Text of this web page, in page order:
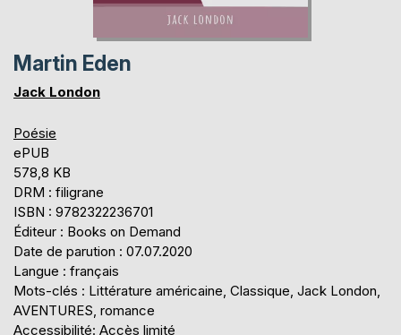
Martin Eden
Jack London
Poésie
ePUB
578,8 KB
DRM : filigrane
ISBN : 9782322236701
Éditeur : Books on Demand
Date de parution : 07.07.2020
Langue : français
Mots-clés : Littérature américaine, Classique, Jack London,
AVENTURES, romance
Accessibilité: Accès limité